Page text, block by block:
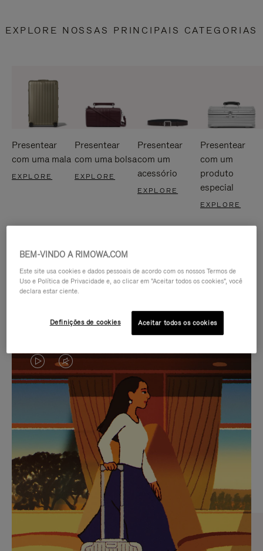
EXPLORE NOSSAS PRINCIPAIS CATEGORIAS
Presentear
com uma mala
EXPLORE
Presentear
com uma bolsa
EXPLORE
Presentear
com um
acessório
EXPLORE
Presentear
com um
produto
especial
EXPLORE
O
VÍDEO
NÃO
ESTÁ
PAUSADO,
PRESSIONE
PARA
PAUSÁ-
LO
O
VÍDEO
ESTÁ
SEM
SOM.
POR
FAVOR,
CLIQUE
PARA
SELEÇÃO DE PRESENTES CUIDADOSAMENTE
SELECIONADA
Encontre a companheira
perfeita para cada viagem
BEM-VINDO A RIMOWA.COM
Este site usa cookies e dados pessoais de acordo com os nossos Termos de
Uso e Política de Privacidade e, ao clicar em "Aceitar todos os cookies", você
declara estar ciente.
Definições de cookies Aceitar todos os cookies